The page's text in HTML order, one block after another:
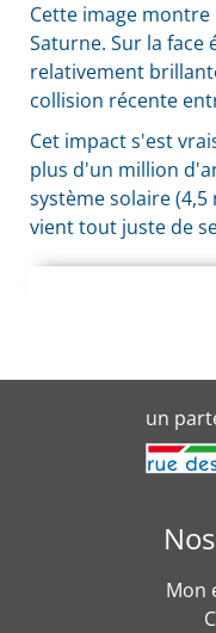
Cette image
Saturne. Sur la face
relativement
collision récente
Cet impact s'est
plus d'un million
système solaire
vient tout juste de
un
Mon